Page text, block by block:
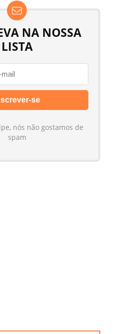
NA NOSSA
LISTA
nós não gostamos de
spam